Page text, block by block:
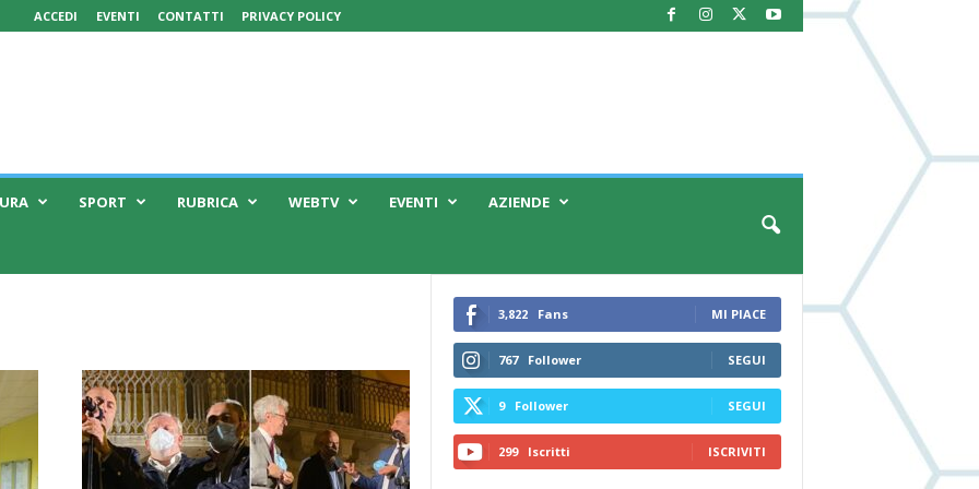
ACCEDI EVENTI CONTATTI PRIVACY POLICY
SPORT RUBRICA WEBTV EVENTI AZIENDE
3,822 Fans MI PIACE
767 Follower SEGUI
9 Follower SEGUI
299 Iscritti ISCRIVITI